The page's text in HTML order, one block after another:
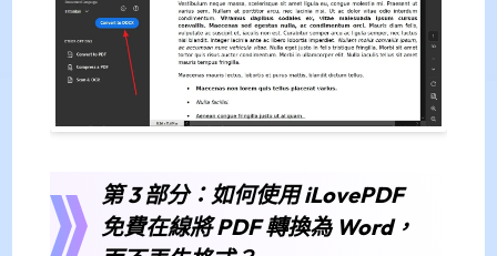
第 3 部分：如何使用 iLovePDF
免費在線將 PDF 轉換為 Word，